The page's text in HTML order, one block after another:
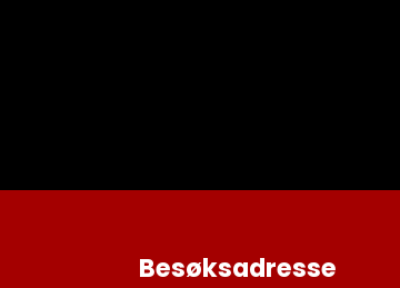
Besøksadresse